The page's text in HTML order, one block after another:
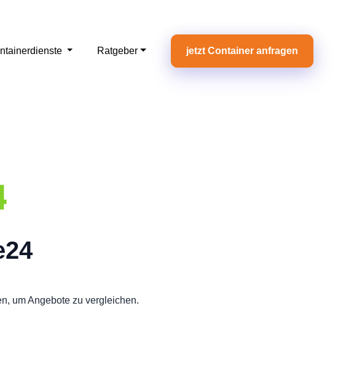
Ratgeber jetzt Container anfragen
um Angebote zu vergleichen.